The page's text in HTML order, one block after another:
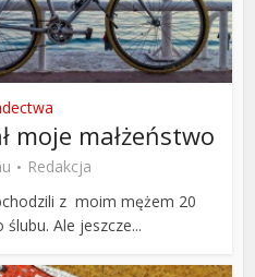
moje małżeństwo
Redakcja
z moim mężem 20
Ale jeszcze...